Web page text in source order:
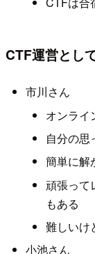
CTF運営とし
市川さん
オンライ
自分の思
簡単に解
頑張って
もある
難しいけ
小池さん